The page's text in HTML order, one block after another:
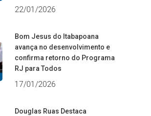
22/01/2026
Bom Jesus do Itabapoana
avança no desenvolvimento e
confirma retorno do Programa
RJ para Todos
17/01/2026
Douglas Ruas Destaca